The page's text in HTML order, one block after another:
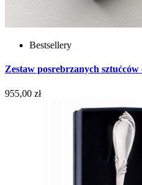
Bestsellery
Zestaw posrebrzanych
955,00 zł